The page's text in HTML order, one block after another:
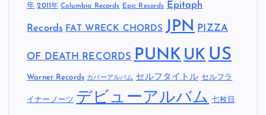
年 2011年 Columbia Records Epic Records Epitaph
Records FAT WRECK CHORDS JPN PIZZA
OF DEATH RECORDS PUNK UK US
Warner Records カバーアルバム セルフタイトル セルフラ
イナーノーツ デビューアルバム 七枚目